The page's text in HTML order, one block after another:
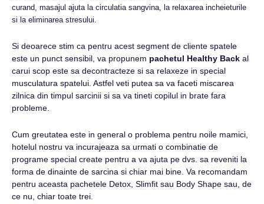
curand, masajul ajuta la circulatia sangvina, la relaxarea incheieturile
si la eliminarea stresului.
Si deoarece stim ca pentru acest segment de cliente spatele
este un punct sensibil, va propunem pachetul Healthy Back al
carui scop este sa decontracteze si sa relaxeze in special
musculatura spatelui. Astfel veti putea sa va faceti miscarea
zilnica din timpul sarcinii si sa va tineti copilul in brate fara
probleme.
Cum greutatea este in general o problema pentru noile mamici,
hotelul nostru va incurajeaza sa urmati o combinatie de
programe special create pentru a va ajuta pe dvs. sa reveniti la
forma de dinainte de sarcina si chiar mai bine. Va recomandam
pentru aceasta pachetele Detox, Slimfit sau Body Shape sau, de
ce nu, chiar toate trei.